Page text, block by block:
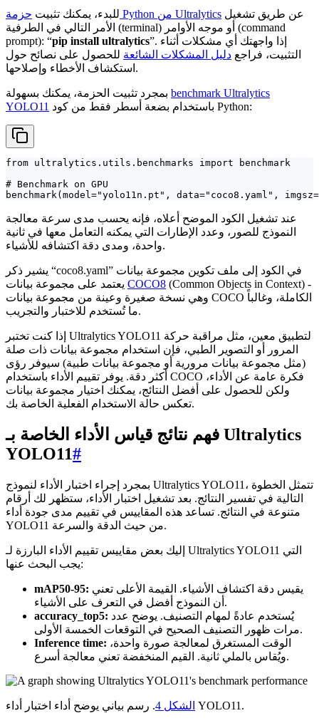
للبدء، يمكنك تثبيت حزمة Python من Ultralytics
الأمر التالي في الطرفية (terminal) أو موجه الأوامر (command
prompt): “pip install ultralytics”. إذا واجهتك أي مشكلات أثناء
التثبيت، فراجع دليل المشكلات الشائعة للحصول على نصائح حول
استكشاف الأخطاء وإصلاحها.
benchmark Ultralytics
YOLO11
باستخدام بضعة أسطر فقط من كود Python:
from ultralytics.utils.benchmarks import benchmark
# Benchmark on GPU
benchmark(model="yolo11n.pt", data="coco8.yaml",
عند تشغيل الكود الموضح أعلاه، فإنه يحسب مدى سرعة معالجة
النموذج للصور، وعدد الإطارات التي يمكنه التعامل معها في ثانية
واحدة، ومدى دقة اكتشافه للأشياء.
يشير ذكر “coco8.yaml” في الكود إلى ملف تكوين مجموعة بيانات
COCO8 (Common Objects in Context) -
وهي نسخة صغيرة وعينة من مجموعة بيانات COCO الكاملة، وغالباً
ما تُستخدم للاختبار والتجريب.
إذا كنت تختبر Ultralytics YOLO11 لتطبيق معين، مثل مراقبة حركة
المرور أو التصوير الطبي، فإن استخدام مجموعة بيانات ذات صلة
(مثل مجموعة بيانات مرورية أو مجموعة بيانات طبية) سيوفر رؤى
أكثر دقة. يوفر تقييم الأداء باستخدام COCO فكرة عامة عن الأداء،
ولكن للحصول على أفضل النتائج، يمكنك اختيار مجموعة بيانات
تعكس حالة الاستخدام الفعلية الخاصة بك.
فهم نتائج قياس الأداء الخاصة بـ Ultralytics
YOLO11#
بمجرد إجراء اختبار الأداء لنموذج Ultralytics YOLO11، تتمثل الخطوة
التالية في تفسير النتائج. بعد تشغيل اختبار الأداء، ستظهر لك أرقام
متنوعة في النتائج. تساعد هذه المقاييس في تقييم مدى جودة أداء
YOLO11 من حيث الدقة والسرعة.
إليك بعض مقاييس تقييم الأداء البارزة لـ Ultralytics YOLO11 التي
يجب البحث عنها:
mAP50-95:
أن النموذج أفضل في التعرف على الأشياء.
accuracy_top5:
مرات ظهور التصنيف الصحيح في التوقعات الخمسة الأولى.
Inference time:
ويُقاس بالملي ثانية. القيم المنخفضة تعني معالجة أسرع.
الشكل 4 . رسم بياني يوضح أداء اختبار أداء YOLO11.